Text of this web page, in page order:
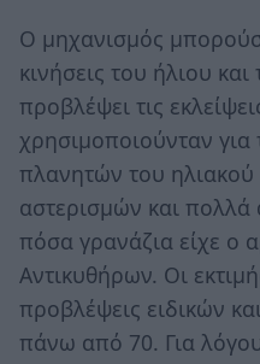
Ο μηχανισμός
κινήσεις του ήλιου
προβλέψει τις
χρησιμοποιούνταν
πλανητών του
αστερισμών και
πόσα γρανάζια είχε ο
Αντικυθήρων. Οι
προβλέψεις ειδικών
πάνω από 70. Για